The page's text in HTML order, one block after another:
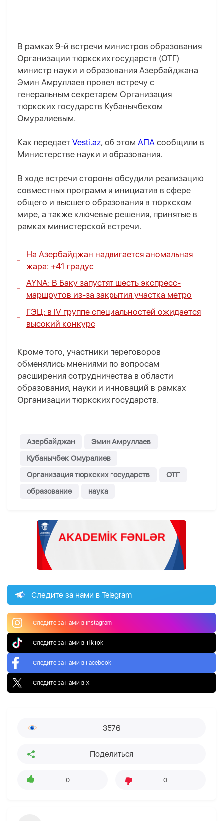
В рамках 9-й встречи министров образования
Организации тюркских государств (ОТГ)
министр науки и образования Азербайджана
Эмин Амруллаев провел встречу с
генеральным секретарем Организация
тюркских государств Кубанычбеком
Омуралиевым.
Как передает Vesti.az, об этом АПА сообщили в
Министерстве науки и образования.
В ходе встречи стороны обсудили реализацию
совместных программ и инициатив в сфере
общего и высшего образования в тюркском
мире, а также ключевые решения, принятые в
рамках министерской встречи.
На Азербайджан надвигается аномальная
жара: +41 градус
AYNA: В Баку запустят шесть экспресс-
маршрутов из-за закрытия участка метро
ГЭЦ: в IV группе специальностей ожидается
высокий конкурс
Кроме того, участники переговоров
обменялись мнениями по вопросам
расширения сотрудничества в области
образования, науки и инноваций в рамках
Организации тюркских государств.
Азербайджан
Эмин Амруллаев
Кубанычбек Омуралиев
Организация тюркских государств
ОТГ
образование
наука
Следите за нами в Telegram
Следите за нами в Instagram
Следите за нами в TikTok
Следите за нами в Facebook
Следите за нами в X
3576
Поделиться
0 0